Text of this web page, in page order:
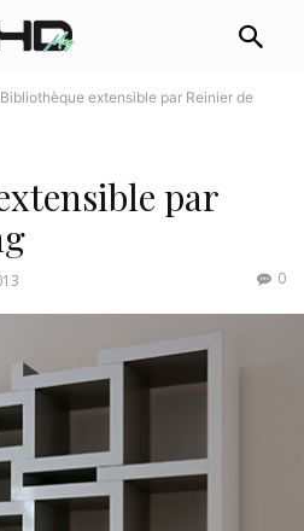
Bibliothèque extensible par Reinier de
par
0